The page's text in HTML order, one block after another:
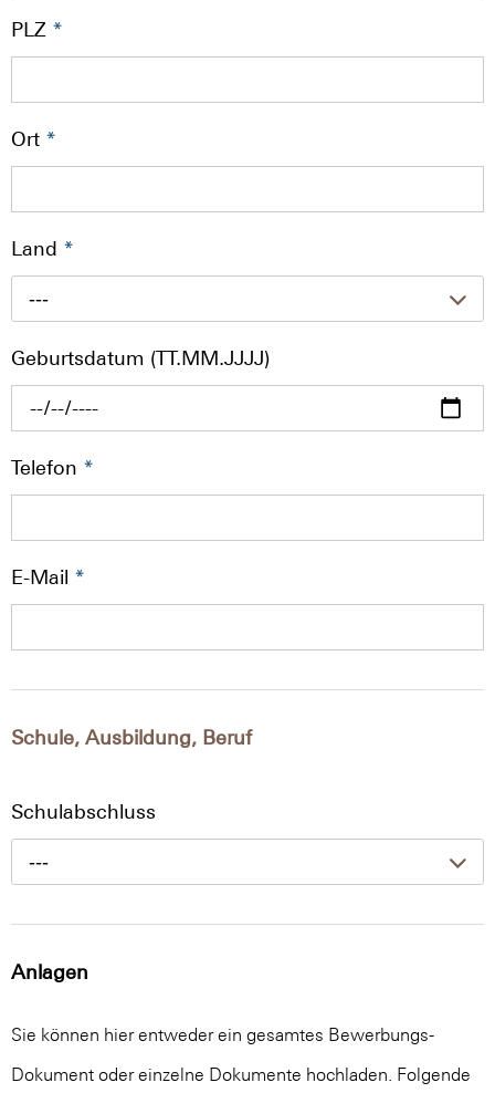
PLZ *
Ort *
Land *
---
Geburtsdatum (TT.MM.JJJJ)
Telefon *
E-Mail *
Schule, Ausbildung, Beruf
Schulabschluss
---
Anlagen
Sie können hier entweder ein gesamtes Bewerbungs-
Dokument oder einzelne Dokumente hochladen. Folgende